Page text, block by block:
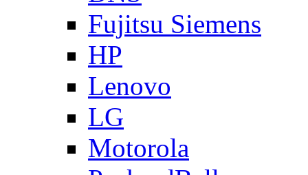
Fujitsu Siemens
HP
Lenovo
LG
Motorola